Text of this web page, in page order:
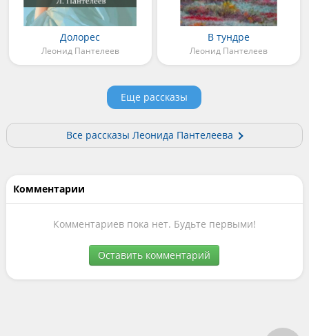
Долорес
Леонид Пантелеев
В тундре
Леонид Пантелеев
Еще рассказы
Все рассказы Леонида Пантелеева
Комментарии
Комментариев пока нет. Будьте первыми!
Оставить комментарий